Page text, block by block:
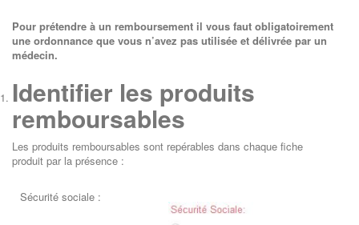
Pour prétendre à un remboursement il vous faut obligatoirement
une ordonnance que vous n’avez pas utilisée et délivrée par un
médecin.
Identifier les produits
remboursables
Les produits remboursables sont repérables dans chaque fiche
produit par la présence :
Sécurité sociale :